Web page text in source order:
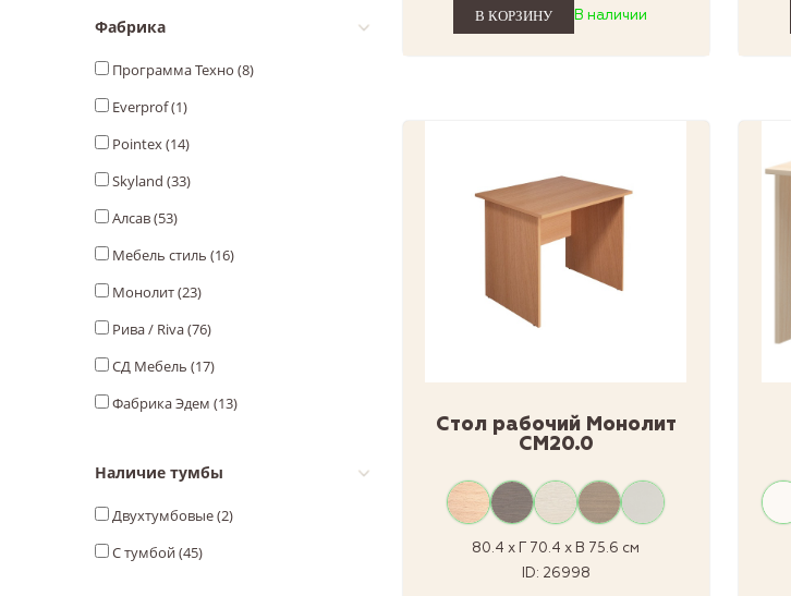
Фабрика
Программа Техно (8)
Everprof (1)
Pointex (14)
Skyland (33)
Алсав (53)
Мебель стиль (16)
Монолит (23)
Рива / Riva (76)
СД Мебель (17)
Фабрика Эдем (13)
Наличие тумбы
Двухтумбовые (2)
С тумбой (45)
В наличии
Стол рабочий Монолит
СМ20.0
80.4 x Г 70.4 x В 75.6 см
ID: 26998